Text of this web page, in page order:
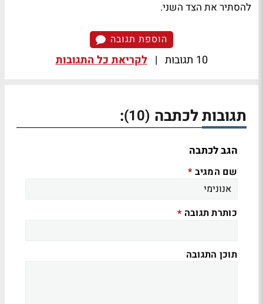
להסתיר את הצד השני.
הוספת תגובה
10 תגובות | לקריאת כל התגובות
תגובות לכתבה (10)
:
הגב לכתבה
שם המגיב *
כותרת תגובה *
תוכן התגובה